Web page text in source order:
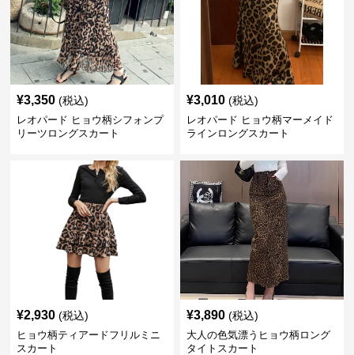
¥3,350 (税込)
レオパード ヒョウ柄シフォンプ
リーツロングスカート
¥3,010 (税込)
レオパード ヒョウ柄マーメイド
ラインロングスカート
¥2,930 (税込)
ヒョウ柄ティアードフリルミニ
スカート
¥3,890 (税込)
大人の色気漂うヒョウ柄ロング
タイトスカート